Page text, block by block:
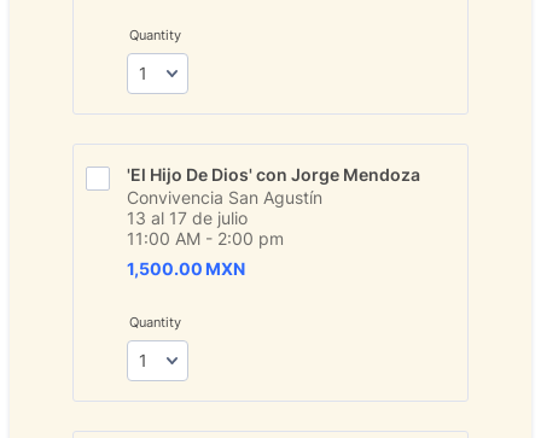
Quantity
'El Hijo De Dios' con Jorge Mendoza
Convivencia San Agustín
13 al 17 de julio
11:00 AM - 2:00 pm
1,500.00 MXN
1,500.00 MXN
Quantity